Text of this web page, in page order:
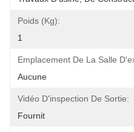
Poids (kg):
1
Emplacement De La Salle
Aucune
Vidéo D'inspection De Sortie:
Fournit